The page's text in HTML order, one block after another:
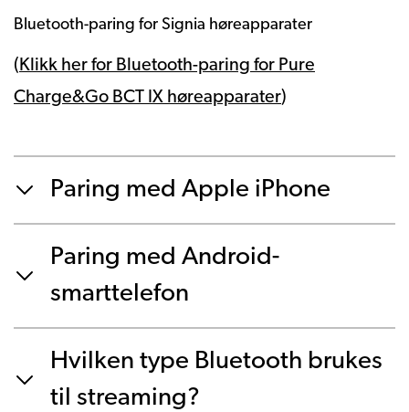
Bluetooth-paring for Signia høreapparater
(Klikk her for Bluetooth-paring for Pure
Charge&Go BCT IX høreapparater)
Paring med Apple iPhone
Paring med Android-
smarttelefon
Hvilken type Bluetooth brukes
til streaming?